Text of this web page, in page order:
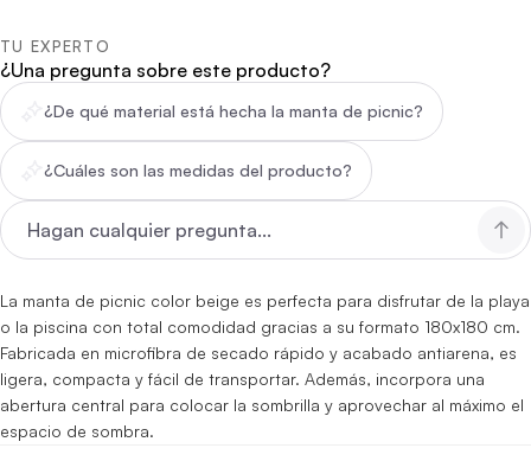
TU EXPERTO
¿Una pregunta sobre este producto?
¿De qué material está hecha la manta de picnic?
¿Cuáles son las medidas del producto?
La manta de picnic color beige es perfecta para disfrutar de la playa
o la piscina con total comodidad gracias a su formato 180x180 cm.
Fabricada en microfibra de secado rápido y acabado antiarena, es
ligera, compacta y fácil de transportar. Además, incorpora una
abertura central para colocar la sombrilla y aprovechar al máximo el
espacio de sombra.